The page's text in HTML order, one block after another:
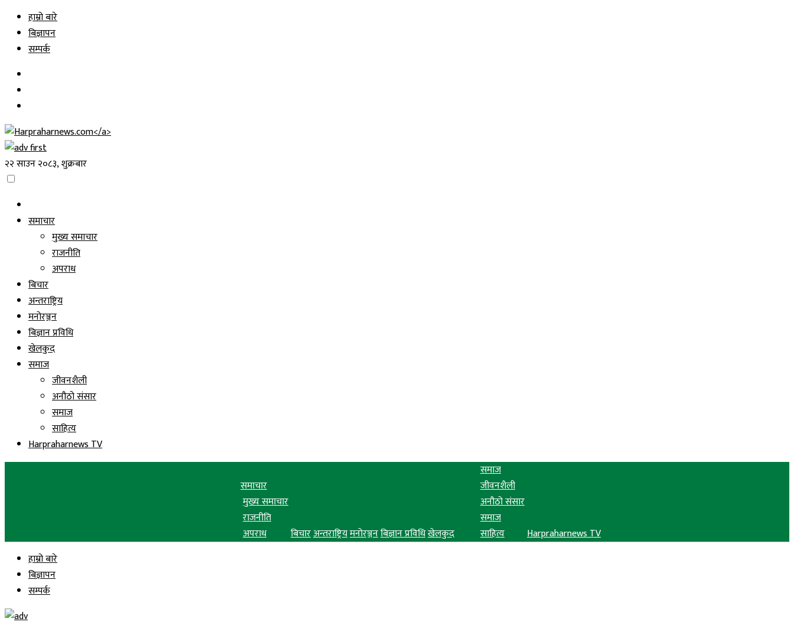
Skip
content
हाम्रो बारे
बिज्ञापन
सम्पर्क
२२ साउन २०८३, शुक्रबार
समाचार
मुख्य समाचार
राजनीति
अपराध
बिचार
अन्तराष्ट्रिय
मनोरञ्जन
बिज्ञान प्रविधि
खेलकुद
समाज
जीवनशैली
अनौठो संसार
समाज
साहित्य
Harpraharnews TV
समाचार
मुख्य समाचार
राजनीति
अपराध
बिचारअन्तराष्ट्रियमनोरञ्जनबिज्ञान प्रविधिखेलकुद
समाज
जीवनशैली
अनौठो संसार
समाज
साहित्य
Harpraharnews TV
हाम्रो बारे
बिज्ञापन
सम्पर्क